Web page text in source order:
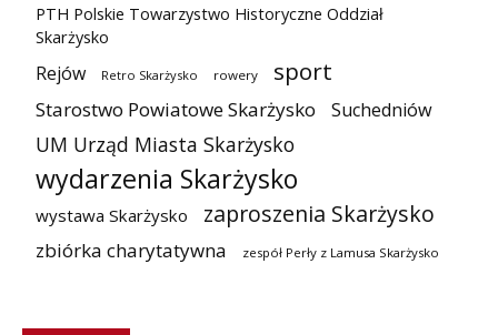
PTH Polskie Towarzystwo Historyczne Oddział
Skarżysko
Rejów Retro Skarżysko rowery sport
Starostwo Powiatowe Skarżysko Suchedniów
UM Urząd Miasta Skarżysko
wydarzenia Skarżysko
wystawa Skarżysko zaproszenia Skarżysko
zbiórka charytatywna zespół Perły z Lamusa Skarżysko